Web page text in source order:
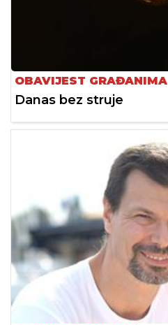
OBAVIJEST GRAĐANIMA
Danas bez struje